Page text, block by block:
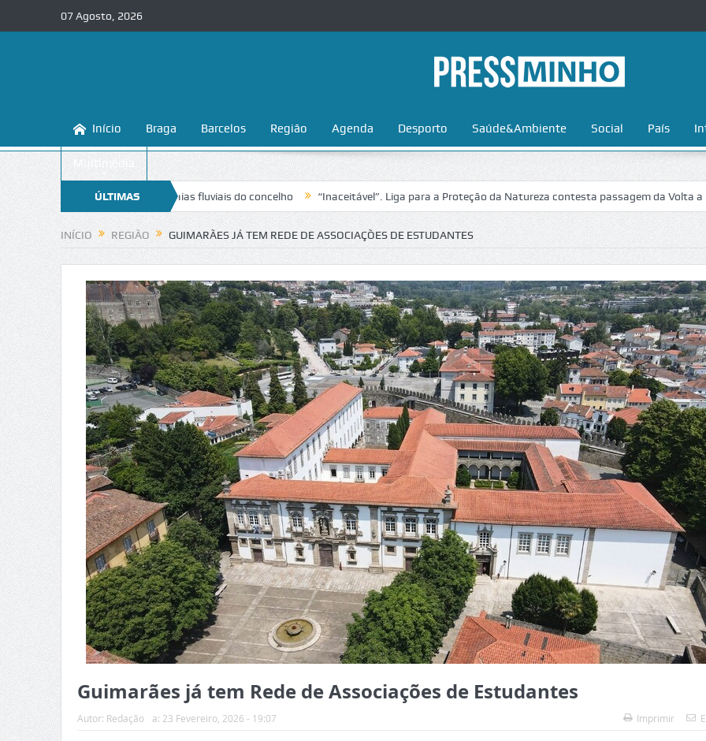
07 Agosto, 2026
Início Braga Barcelos Região Agenda Desporto Saúde&Ambiente Social País
Multimédia
ÚLTIMAS
NOTÍCIAS
e proteger as praias fluviais do concelho “Inaceitável”. Liga para a Proteção da Natureza contesta passagem da Volta a Portugal
INÍCIO REGIÃO GUIMARÃES JÁ TEM REDE DE ASSOCIAÇÕES DE ESTUDANTES
Guimarães já tem Rede de Associações de Estudantes
Autor: Redação a: 23 Fevereiro, 2026 - 19:07 Imprimir